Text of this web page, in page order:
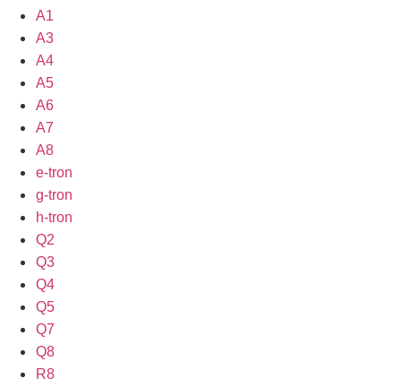
A1
A3
A4
A5
A6
A7
A8
e-tron
g-tron
h-tron
Q2
Q3
Q4
Q5
Q7
Q8
R8